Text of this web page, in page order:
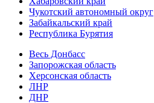
Чукотский автономный округ
Забайкальский край
Республика Бурятия
Весь Донбасс
Запорожская область
Херсонская область
ЛНР
ДНР